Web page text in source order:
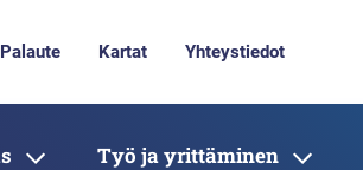
Palaute Kartat Yhteystiedot
Työ ja yrittäminen